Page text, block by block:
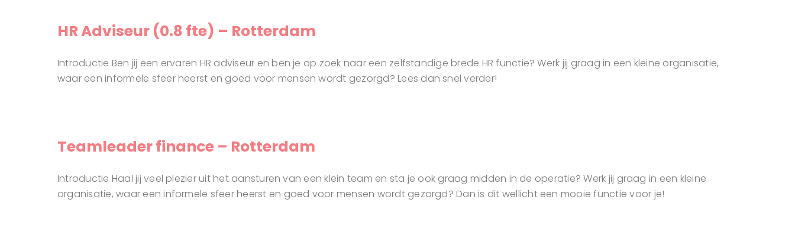
HR Adviseur (0.8 fte) – Rotterdam
Introductie Ben jij een ervaren HR adviseur en ben je op zoek naar een zelfstandige brede HR functie? Werk jij graag in een kleine organisatie,
waar een informele sfeer heerst en goed voor mensen wordt gezorgd? Lees dan snel verder!
Teamleader finance – Rotterdam
Introductie Haal jij veel plezier uit het aansturen van een klein team en sta je ook graag midden in de operatie? Werk jij graag in een kleine
organisatie, waar een informele sfeer heerst en goed voor mensen wordt gezorgd? Dan is dit wellicht een mooie functie voor je!